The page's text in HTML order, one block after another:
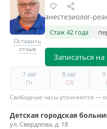
Оставить
отзыв
анестезиолог-
Стаж 42 года
Записаться
7 авг
Пт
8 авг
Сб
9
Свободные часы уточняются —
Детская городская
ул. Свердлова, д. 18